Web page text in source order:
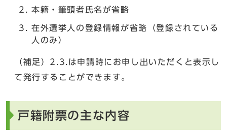
本籍・筆頭者氏名が省略
在外選挙人の登録情報が省略（登録されている
人のみ）
（補足）2.3.は申請時にお申し出いただくと表示し
て発行することができます。
戸籍附票の主な内容